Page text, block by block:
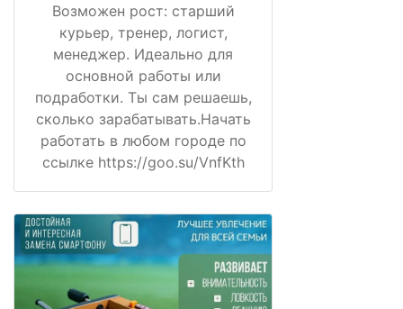
Возможен рост: старший
курьер, тренер, логист,
менеджер. Идеально для
основной работы или
подработки. Ты сам решаешь,
сколько зарабатывать.Начать
работать в любом городе по
ссылке https://goo.su/VnfKth